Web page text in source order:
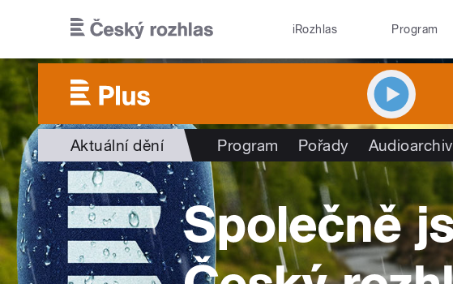
iRozhlas Program
Aktuální dění Program Pořady Audioarchiv